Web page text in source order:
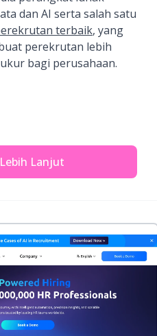
dan AI serta salah satu
terbaik, yang
perekrutan lebih
bagi perusahaan.
Lanjut